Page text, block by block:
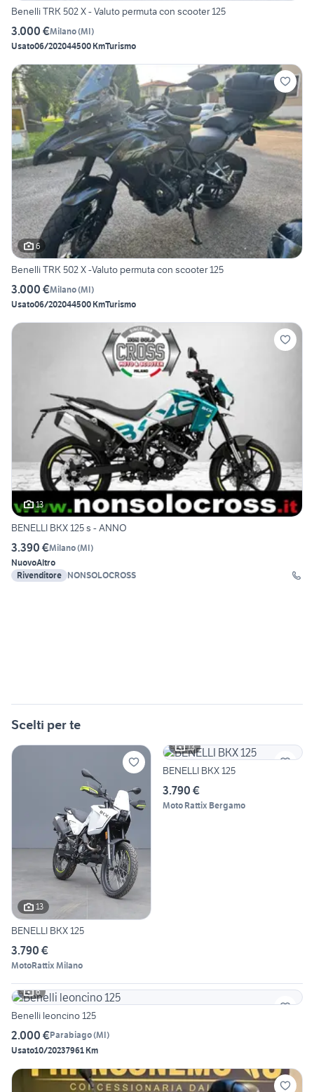
Benelli TRK 502 X - Valuto permuta con scooter 125
3.000 €Milano(MI)
Usato06/202044500 KmTurismo
6
Benelli TRK 502 X -Valuto permuta con scooter 125
3.000 €Milano(MI)
Usato06/202044500 KmTurismo
13
BENELLI BKX 125 s - ANNO
3.390 €Milano(MI)
NuovoAltro
Rivenditore NONSOLOCROSS
Scelti per te
13
BENELLI BKX 125
3.790 €
MotoRattix Milano
13
BENELLI BKX 125
3.790 €
Moto Rattix Bergamo
6
Benelli leoncino 125
2.000 €Parabiago(MI)
Usato10/20237961 Km